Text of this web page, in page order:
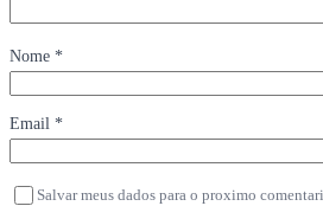
Nome *
Email *
Salvar meus dados para o proximo